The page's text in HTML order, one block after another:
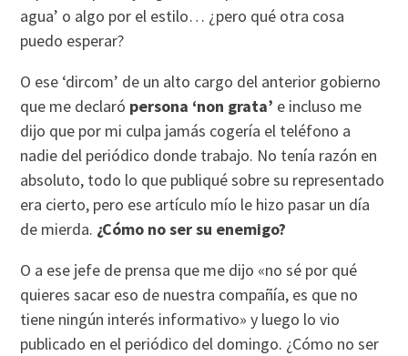
agua’ o algo por el estilo… ¿pero qué otra cosa
puedo esperar?
O ese ‘dircom’ de un alto cargo del anterior gobierno
que me declaró persona ‘non grata’ e incluso me
dijo que por mi culpa jamás cogería el teléfono a
nadie del periódico donde trabajo. No tenía razón en
absoluto, todo lo que publiqué sobre su representado
era cierto, pero ese artículo mío le hizo pasar un día
de mierda. ¿Cómo no ser su enemigo?
O a ese jefe de prensa que me dijo «no sé por qué
quieres sacar eso de nuestra compañía, es que no
tiene ningún interés informativo» y luego lo vio
publicado en el periódico del domingo. ¿Cómo no ser